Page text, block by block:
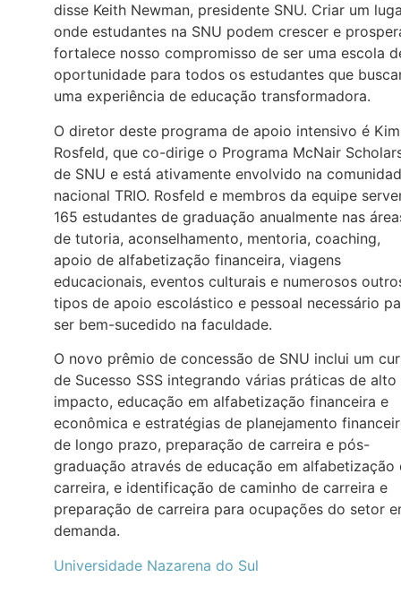
disse Keith Newman, presidente SNU. Criar um
onde estudantes na SNU podem crescer e
fortalece nosso compromisso de ser uma escola
oportunidade para todos os estudantes que
uma experiência de educação transformadora.
O diretor deste programa de apoio intensivo é Kim
Rosfeld, que co-dirige o Programa McNair
de SNU e está ativamente envolvido na
nacional TRIO. Rosfeld e membros da equipe
165 estudantes de graduação anualmente nas
de tutoria, aconselhamento, mentoria, coaching,
apoio de alfabetização financeira, viagens
educacionais, eventos culturais e numerosos
tipos de apoio escolástico e pessoal necessário
ser bem-sucedido na faculdade.
O novo prêmio de concessão de SNU inclui um
de Sucesso SSS integrando várias práticas de alto
impacto, educação em alfabetização financeira e
econômica e estratégias de planejamento
de longo prazo, preparação de carreira e pós-
graduação através de educação em alfabetização
carreira, e identificação de caminho de carreira e
preparação de carreira para ocupações do setor
demanda.
Universidade Nazarena do Sul